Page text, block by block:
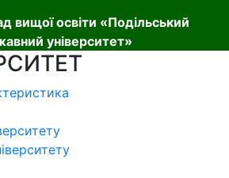
вищої освіти «Подільський
університет»